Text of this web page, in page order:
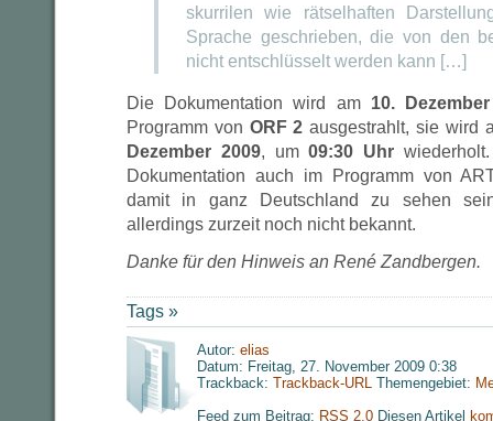
skurrilen wie rätselhaften
Sprache geschrieben, die von den
nicht entschlüsselt werden kann […]
Die Dokumentation wird am 10.
Programm von ORF 2 ausgestrahlt, sie wird
Dezember 2009, um09:30 Uhr
Dokumentation auch im Programm von
damit in ganz Deutschland zu sehen
allerdings zurzeit noch nicht bekannt.
Danke für den Hinweis an René Zandbergen.
Tags »
Autor: elias
Datum: Freitag, 27. November 2009 0:38
Trackback: Trackback-URL Themengebiet:
Feed zum Beitrag: RSS 2.0 Diesen Artikel